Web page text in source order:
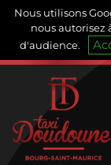
Nous utilisons
nous autorisez
d'audience.